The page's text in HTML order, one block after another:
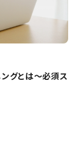
グとは～必須ス